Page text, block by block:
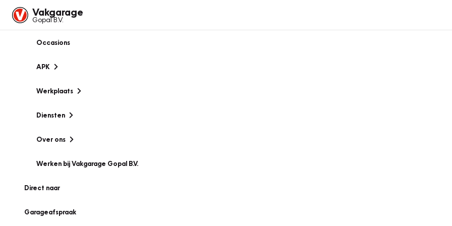
Vakgarage
Gopal B.V.
Occasions
APK
Werkplaats
Diensten
Over ons
Werken bij Vakgarage Gopal B.V.
Direct naar
Garageafspraak